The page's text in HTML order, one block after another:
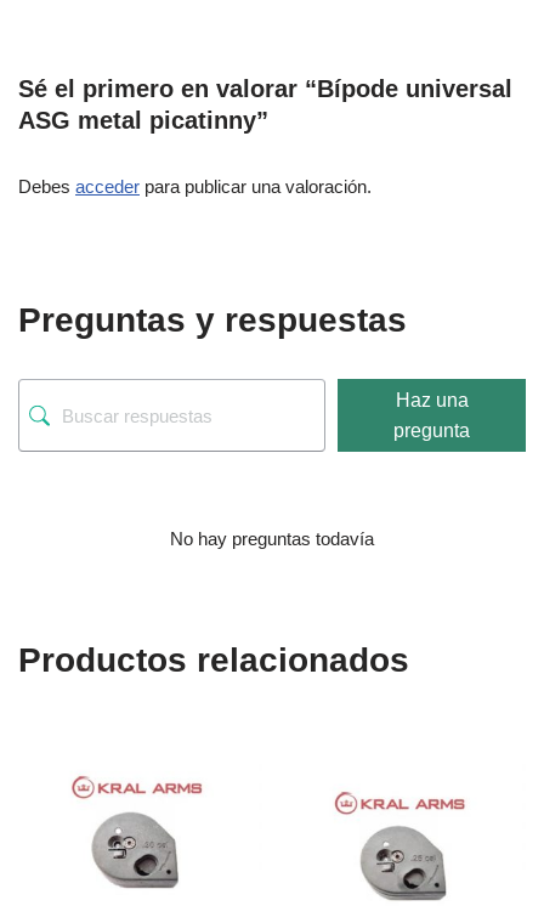
Sé el primero en valorar “Bípode universal
ASG metal picatinny”
Debes acceder para publicar una valoración.
Preguntas y respuestas
Haz una
pregunta
No hay preguntas todavía
Productos relacionados